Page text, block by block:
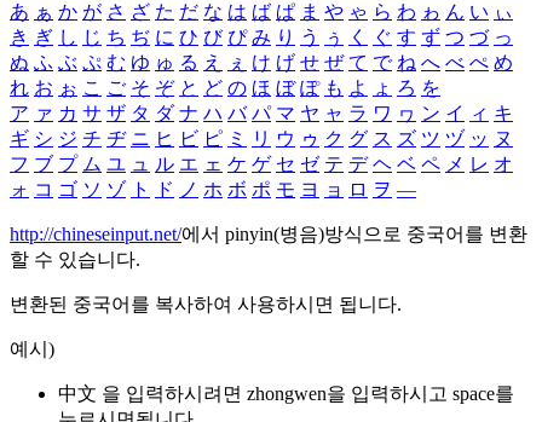
あ ぁ か が さ ざ た だ な は ば ぱ ま や ゃ ら わ ゎ ん い ぃ
き ぎ し じ ち ぢ に ひ び ぴ み り う ぅ く ぐ す ず つ づ っ
ぬ ふ ぶ ぷ む ゆ ゅ る え ぇ け げ せ ぜ て で ね へ べ ぺ め
れ お ぉ こ ご そ ぞ と ど の ほ ぼ ぽ も よ ょ ろ を
ア ァ カ サ ザ タ ダ ナ ハ バ パ マ ヤ ャ ラ ワ ヮ ン イ ィ キ
ギ シ ジ チ ヂ ニ ヒ ビ ピ ミ リ ウ ゥ ク グ ス ズ ツ ヅ ッ ヌ
フ ブ プ ム ユ ュ ル エ ェ ケ ゲ セ ゼ テ デ ヘ ベ ペ メ レ オ
ォ コ ゴ ソ ゾ ト ド ノ ホ ボ ポ モ ヨ ョ ロ ヲ ―
http://chineseinput.net/에서 pinyin(병음)방식으로 중국어를 변환
할 수 있습니다.
변환된 중국어를 복사하여 사용하시면 됩니다.
예시)
中文 을 입력하시려면 zhongwen을 입력하시고 space를